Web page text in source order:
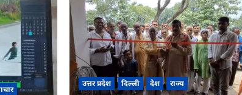
उत्तर प्रदेश दिल्ली देश राज्य